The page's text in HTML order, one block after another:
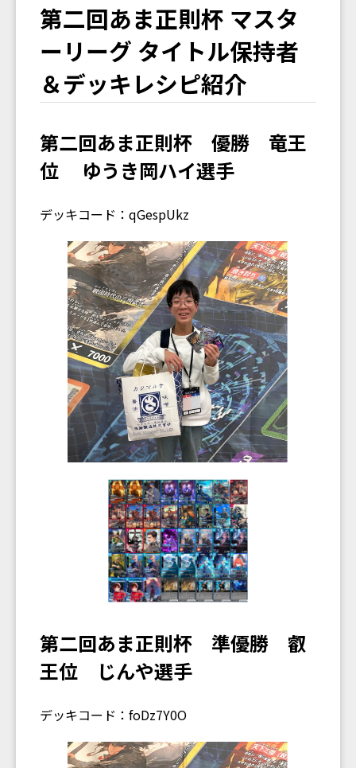
第二回あま正則杯 マスタ
ーリーグ タイトル保持者
＆デッキレシピ紹介
第二回あま正則杯 優勝 竜王
位 ゆうき岡ハイ選手
デッキコード：qGespUkz
第二回あま正則杯 準優勝 叡
王位 じんや選手
デッキコード：foDz7Y0O